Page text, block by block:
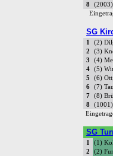
8
SG
1 (2)
2
(3)
3
(4)
4
(5)
5
(6)
6
(7)
7
(8)
8
SG
1 (1)
2
(2)